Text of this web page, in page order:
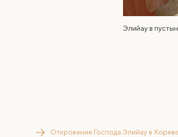
Элийау в
Откровение Господа Элийау в